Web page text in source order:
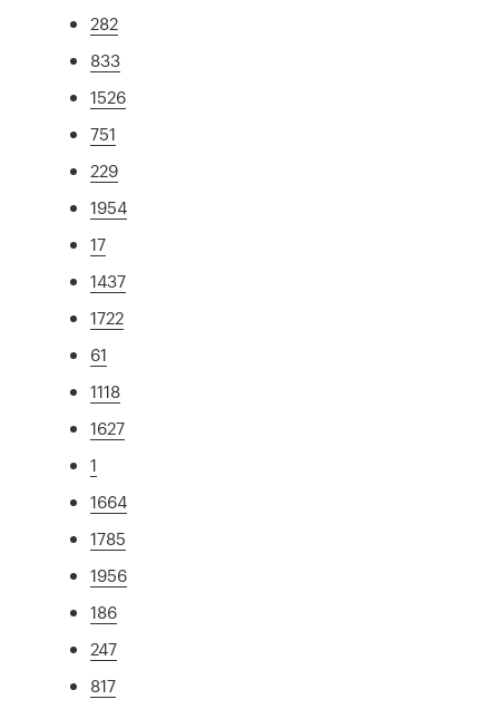
282
833
1526
751
229
1954
17
1437
1722
61
1118
1627
1
1664
1785
1956
186
247
817